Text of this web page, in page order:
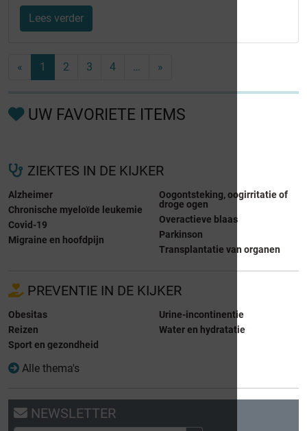
Lees verder
« 1 2 3 4 … »
UW FAVORIETE ITEMS
ZIEKTES IN DE KIJKER
Alzheimer
Chronische myeloïde leukemie
Covid-19
Migraine en hoofdpijn
Oogontsteking, oogirritatie of
droge ogen
Overactieve blaas
Parkinson
Transplantatie van organen
PREVENTIE IN DE KIJKER
Obesitas
Reizen
Sport en gezondheid
Urine-incontinentie
Water en hydratatie
Alle thema's
NEWSLETTER